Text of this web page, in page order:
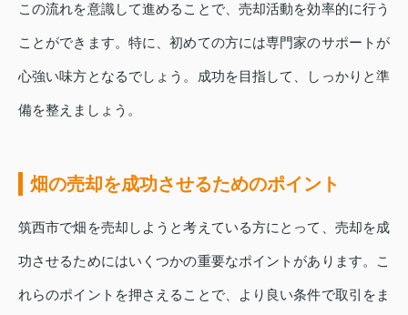
この流れを意識して進めることで、売却活動を効率的に行う
ことができます。特に、初めての方には専門家のサポートが
心強い味方となるでしょう。成功を目指して、しっかりと準
備を整えましょう。
畑の売却を成功させるためのポイント
筑西市で畑を売却しようと考えている方にとって、売却を成
功させるためにはいくつかの重要なポイントがあります。こ
れらのポイントを押さえることで、より良い条件で取引をま